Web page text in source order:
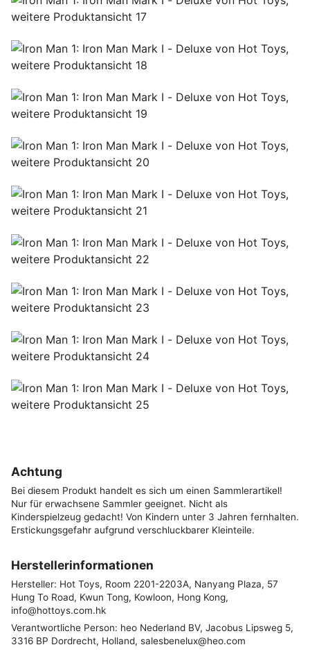
Achtung
Bei diesem Produkt handelt es sich um einen Sammlerartikel!
Nur für erwachsene Sammler geeignet. Nicht als
Kinderspielzeug gedacht! Von Kindern unter 3 Jahren fernhalten.
Erstickungsgefahr aufgrund verschluckbarer Kleinteile.
Herstellerinformationen
Hersteller: Hot Toys, Room 2201-2203A, Nanyang Plaza, 57
Hung To Road, Kwun Tong, Kowloon, Hong Kong,
info@hottoys.com.hk
Verantwortliche Person: heo Nederland BV, Jacobus Lipsweg 5,
3316 BP Dordrecht, Holland, salesbenelux@heo.com